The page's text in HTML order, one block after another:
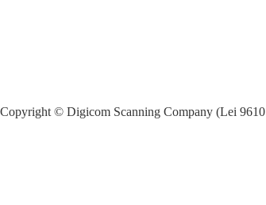
Copyright © Digicom Scanning Company (Lei